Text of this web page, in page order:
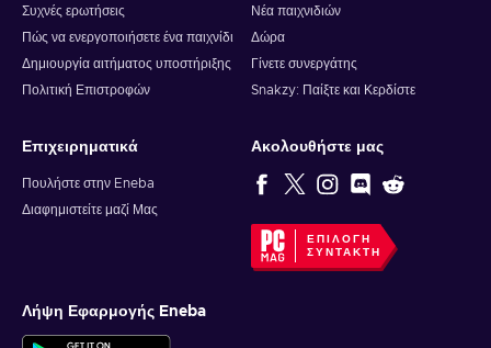
Συχνές ερωτήσεις
Πώς να ενεργοποιήσετε ένα παιχνίδι
Δημιουργία αιτήματος υποστήριξης
Πολιτική Επιστροφών
Νέα παιχνιδιών
Δώρα
Γίνετε συνεργάτης
Snakzy: Παίξτε και Κερδίστε
Επιχειρηματικά
Πουλήστε στην Eneba
Διαφημιστείτε μαζί Μας
Ακολουθήστε μας
ΕΠΙΛΟΓΉ
ΣΥΝΤΆΚΤΗ
Λήψη Εφαρμογής Eneba